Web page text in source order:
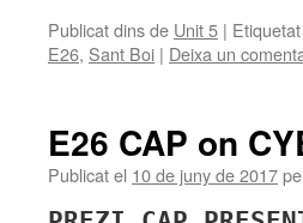
Publicat dins de Unit 5 |
E26, Sant Boi | Deixa un
E26 CAP on
Publicat el 10 de juny de 2017